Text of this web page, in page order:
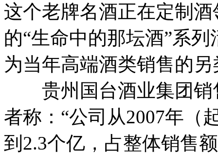
这个老牌名酒正在定制
的“生命中的那坛酒”系
为当年高端酒类销售的
贵州国台酒业集团销
者称：“公司从2007年（
到2.3个亿，占整体销售